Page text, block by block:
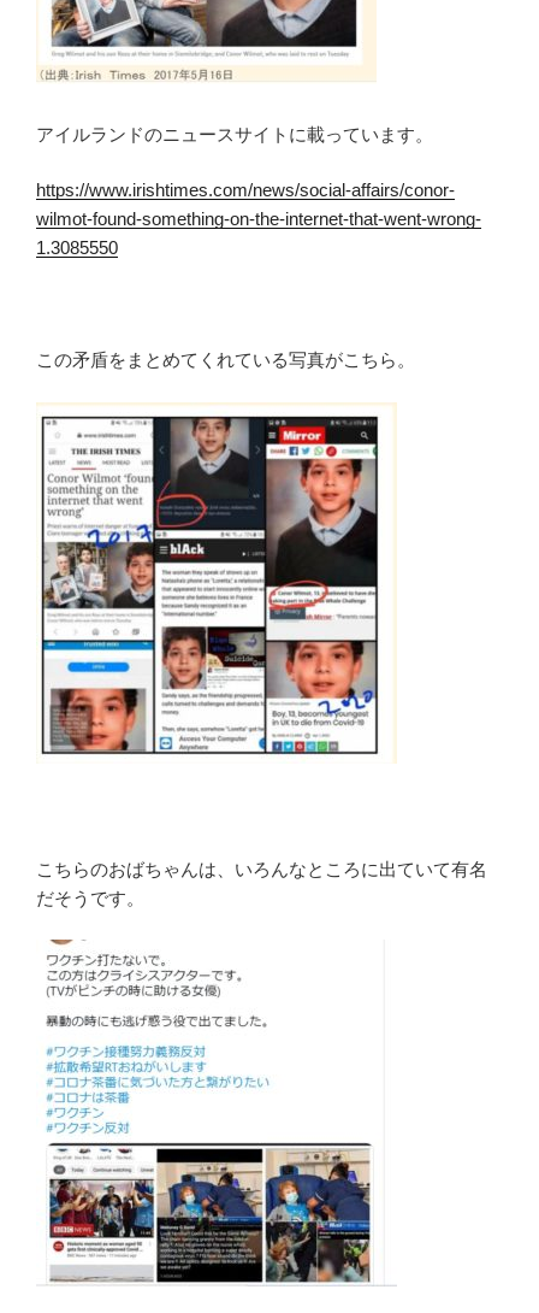
アイルランドのニュースサイトに載っています。
https://www.irishtimes.com/news/social-affairs/conor-
wilmot-found-something-on-the-internet-that-went-wrong-
1.3085550
この矛盾をまとめてくれている写真がこちら。
こちらのおばちゃんは、いろんなところに出ていて有名
だそうです。